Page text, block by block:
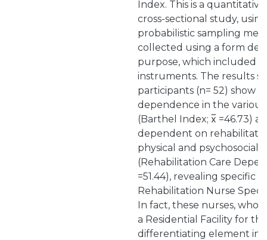
Index. This is a
cross-sectional study,
probabilistic sampling
collected using a form
purpose, which included
instruments. The results
participants (n= 52) show
dependence in the
(Barthel Index; x̅ =46.73)
dependent on
physical and psychosocial
(Rehabilitation Care
=51.44), revealing specific
Rehabilitation Nurse
In fact, these nurses, who
a Residential Facility for
differentiating element in